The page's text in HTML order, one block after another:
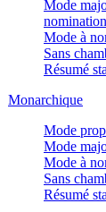
Mode
Mode à
Sans
Résumé
Monarchique
Mode
Mode
Mode à
Sans
Résumé